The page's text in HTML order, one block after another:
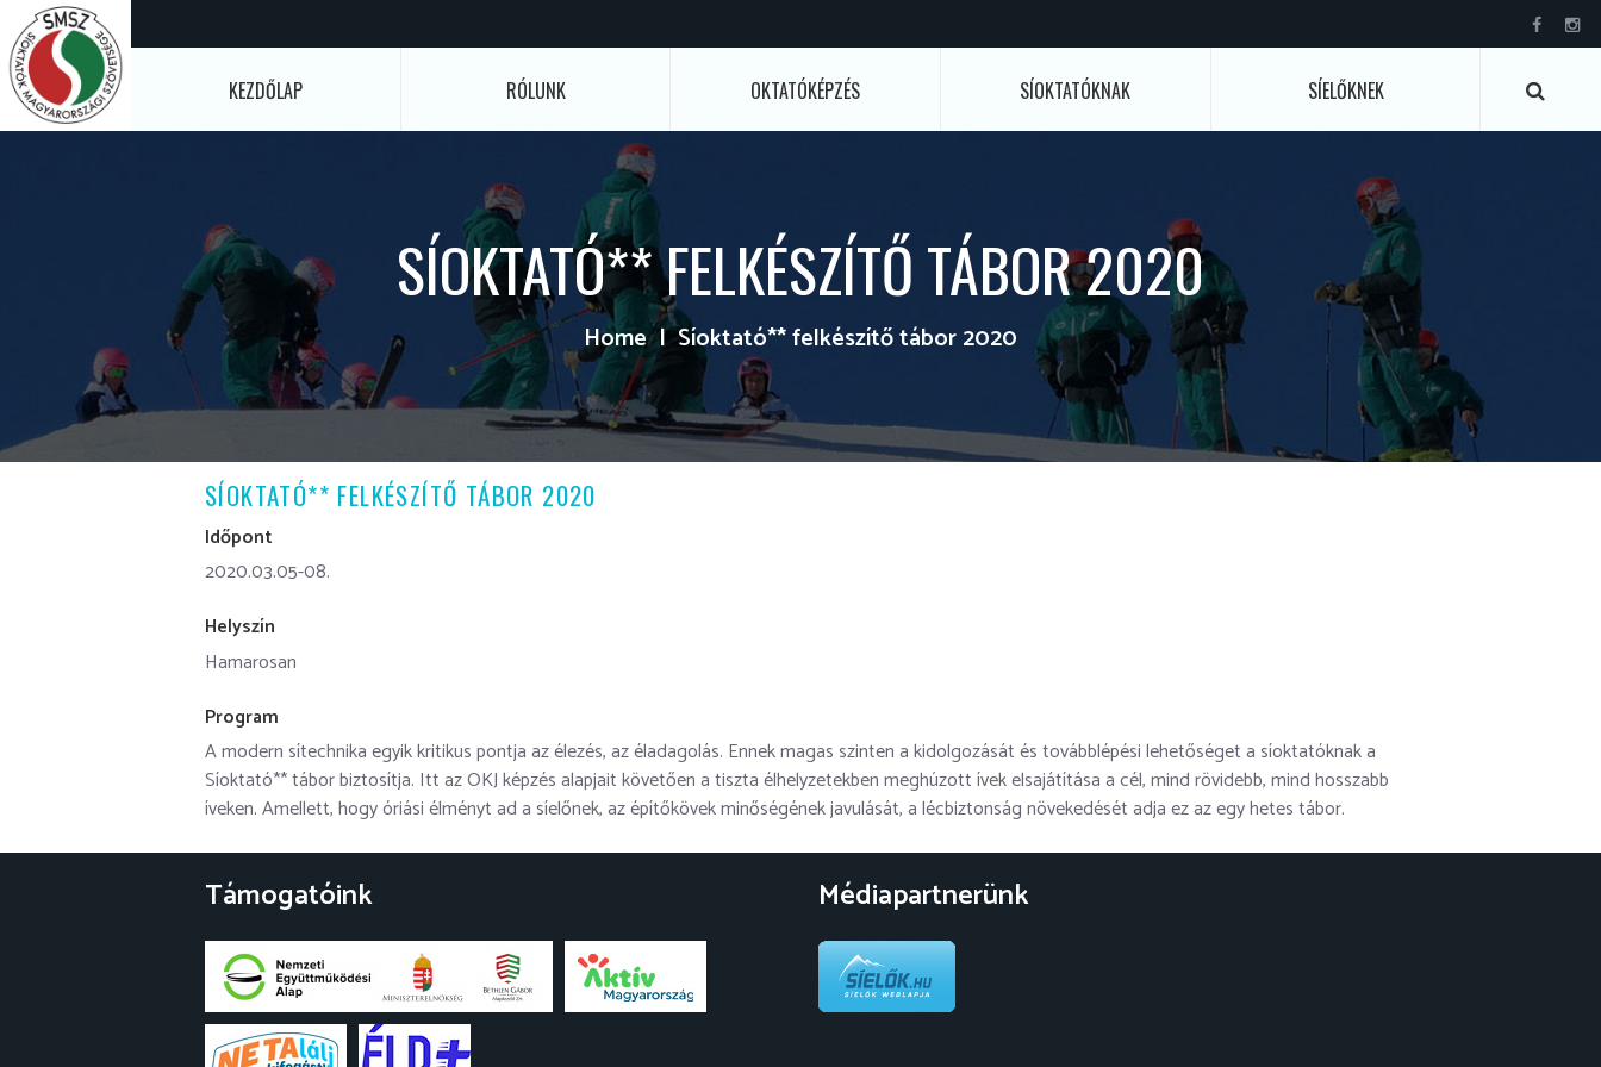
KEZDŐLAP RÓLUNK OKTATÓKÉPZÉS SÍOKTATÓKNAK SÍELŐKNEK
SÍOKTATÓ** FELKÉSZÍTŐ TÁBOR 2020
Home Síoktató** felkészítő tábor 2020
SÍOKTATÓ** FELKÉSZÍTŐ TÁBOR 2020
Időpont
2020.03.05-08.
Helyszín
Hamarosan
Program
A modern sítechnika egyik kritikus pontja az élezés, az éladagolás. Ennek magas szinten a kidolgozását és továbblépési lehetőséget a síoktatóknak a
Síoktató** tábor biztosítja. Itt az OKJ képzés alapjait követően a tiszta élhelyzetekben meghúzott ívek elsajátítása a cél, mind rövidebb, mind hosszabb
íveken. Amellett, hogy óriási élményt ad a síelőnek, az építőkövek minőségének javulását, a lécbiztonság növekedését adja ez az egy hetes tábor.
Támogatóink Médiapartnerünk